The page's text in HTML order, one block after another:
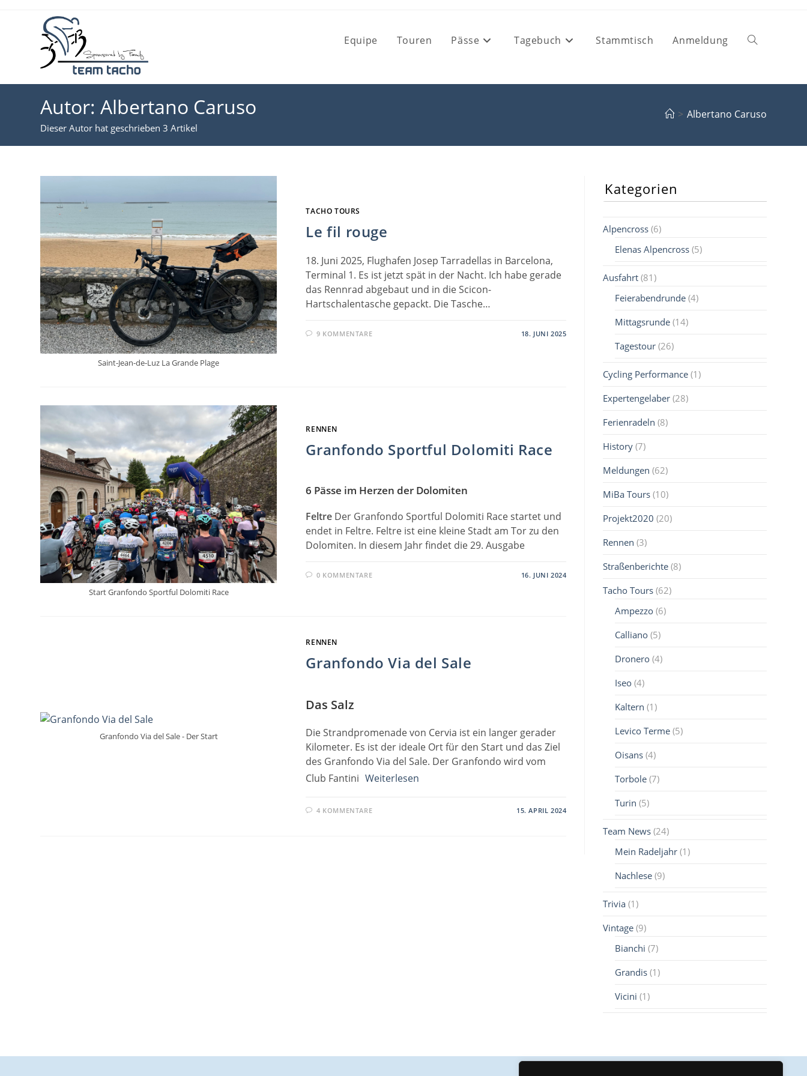
Equipe Touren Pässe Tagebuch Stammtisch Anmeldung Website-
Suche
Autor:Albertano Caruso
Dieser Autor hat geschrieben 3 Artikel
> Albertano Caruso
Saint-Jean-de-Luz La Grande Plage
TACHO TOURS
Le fil rouge
18. Juni 2025, Flughafen Josep Tarradellas in Barcelona,
Terminal 1. Es ist jetzt spät in der Nacht. Ich habe gerade
das Rennrad abgebaut und in die Scicon-
Hartschalentasche gepackt. Die Tasche…
9 KOMMENTARE 18. JUNI 2025
Start Granfondo Sportful Dolomiti Race
RENNEN
Granfondo Sportful Dolomiti Race
6 Pässe im Herzen der Dolomiten
Feltre Der Granfondo Sportful Dolomiti Race startet und
endet in Feltre. Feltre ist eine kleine Stadt am Tor zu den
Dolomiten. In diesem Jahr findet die 29. Ausgabe
0 KOMMENTARE 16. JUNI 2024
Granfondo Via del Sale - Der Start
RENNEN
Granfondo Via del Sale
Das Salz
Die Strandpromenade von Cervia ist ein langer gerader
Kilometer. Es ist der ideale Ort für den Start und das Ziel
des Granfondo Via del Sale. Der Granfondo wird vom
Club Fantini Weiterlesen
4 KOMMENTARE 15. APRIL 2024
Kategorien
Alpencross (6)
Elenas Alpencross (5)
Ausfahrt (81)
Feierabendrunde (4)
Mittagsrunde (14)
Tagestour (26)
Cycling Performance (1)
Expertengelaber (28)
Ferienradeln (8)
History (7)
Meldungen (62)
MiBa Tours (10)
Projekt2020 (20)
Rennen (3)
Straßenberichte (8)
Tacho Tours (62)
Ampezzo (6)
Calliano (5)
Dronero (4)
Iseo (4)
Kaltern (1)
Levico Terme (5)
Oisans (4)
Torbole (7)
Turin (5)
Team News (24)
Mein Radeljahr (1)
Nachlese (9)
Trivia (1)
Vintage (9)
Bianchi (7)
Grandis (1)
Vicini (1)